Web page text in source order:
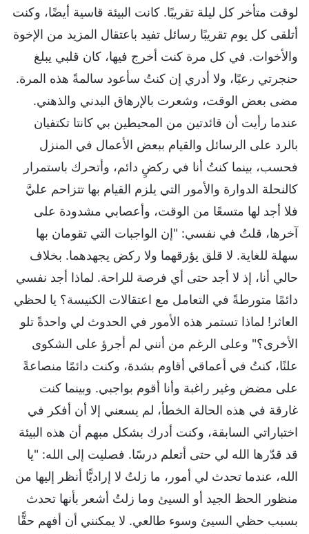
لوقت متأخر كل ليلة تقريبًا. كانت البيئة قاسية أيضًا، وكنت
أتلقى كل يوم تقريبًا رسائل تفيد باعتقال المزيد من الإخوة
والأخوات. في كل مرة كنت أخرج فيها، كان قلبي يبلغ
حنجرتي رعبًا، ولا أدري إن كنتُ سأعود سالمةً هذه المرة.
مضى بعض الوقت، وشعرت بالإرهاق البدني والذهني.
عندما رأيت أن قائدتين من المحيطين بي كانتا تكتفيان
بالرد على الرسائل والقيام ببعض الأعمال في المنزل
فحسب، بينما كنتُ أنا في ركضٍ دائم، وأتحرك باستمرار
كالنحلة الدوارة والأمور التي يلزم القيام بها تتزاحم عليَّ
فلا أجد لها متسعًا من الوقت، وأعصابي مشدودة على
آخرها، قلتُ في نفسي: "إن الواجبات التي تقومان بها
سهلة للغاية. لا قلق يؤرقهما ولا ركض يجهدهما. بخلاف
حالي أنا، إذ لا أجد حتى أي فرصة للراحة. لماذا أجد نفسي
دائمًا متورطةً في التعامل مع اعتقالات الكنيسة؟ يا لحظي
العاثر! لماذا تستمر هذه الأمور في الحدوث لي واحدةً تلو
الأخرى؟" وعلى الرغم من أنني لم أجرؤ على الشكوى
علنًا، كنتُ في أعماقي أقاوم بشدة، وكنت دائمًا منصاعةً
على مضض وغير راغبة وأنا أقوم بواجبي. وبينما كنت
غارقة في هذه الحالة الخطأ، لم يسعني إلا أن أفكر في
اختباراتي السابقة، وكنت أدرك بشكل مبهم أن هذه البيئة
قد قدّرها الله لي حتى أتعلم درسًا. فصليت إلى الله: "يا
الله، عندما تحدث لي أمور، ما زلتُ لا إراديًّا أنظر إليها من
منظور الحظ الجيد أو السيئ وما زلتُ أشعر بأنها تحدث
بسبب حظي السيئ وسوء طالعي. لا يمكنني أن أفهم حقًّا